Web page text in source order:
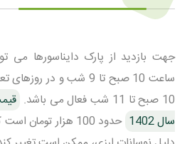
جهت بازدید از پارک دایناسورها می
ساعت 10 صبح تا 9 شب و در
10 صبح تا 11 شب فعال می باشد.
سال 1402
حدود 100 هزار